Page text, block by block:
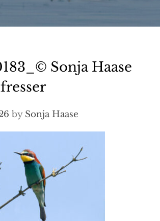
Sonja Haase
by Sonja Haase